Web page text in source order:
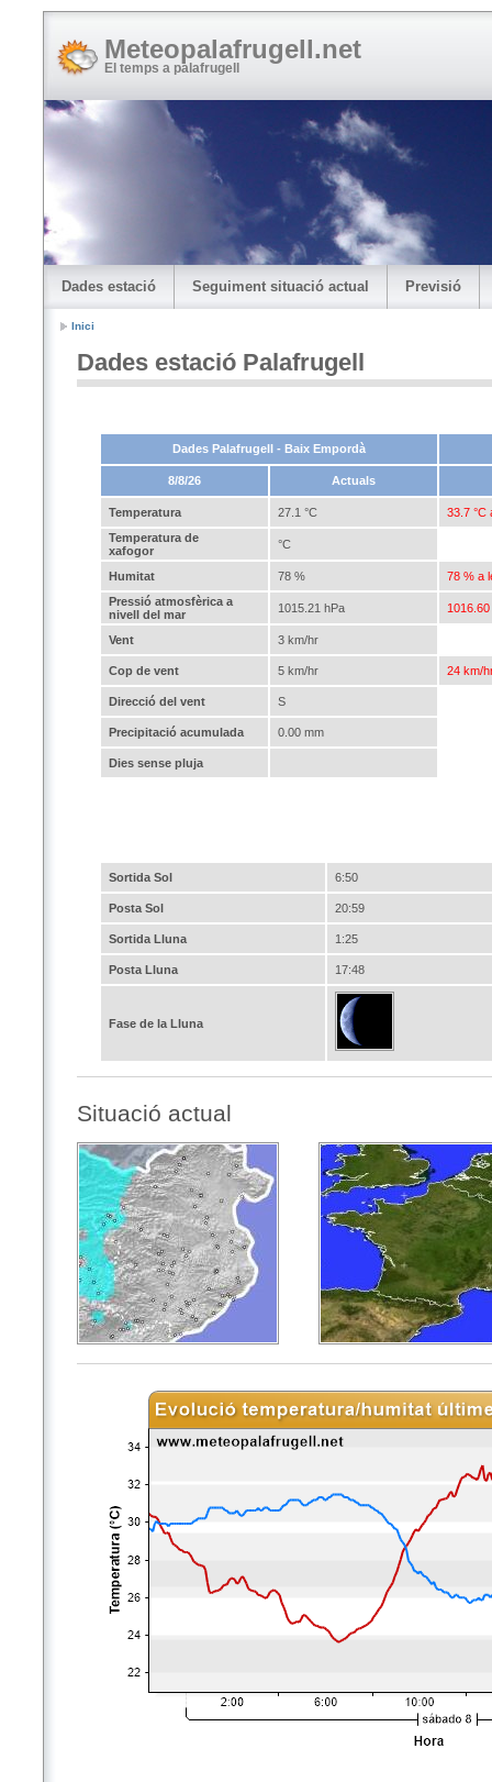
Meteopalafrugell.net
El temps a palafrugell
Dades estació Seguiment situació actual Previsió
Inici
Dades estació Palafrugell
Dades Palafrugell - Baix Empordà
8/8/26 Actuals
Temperatura 27.1 °C
33.7 °C
Temperatura de
xafogor
°C
Humitat 78 %
78 % a
Pressió atmosfèrica a
nivell del mar
1015.21 hPa
Vent 3 km/hr
Cop de vent 5 km/hr 24 km/
Direcció del vent S
Precipitació acumulada 0.00 mm
Dies sense pluja
Sortida Sol 6:50
Posta Sol 20:59
Sortida Lluna 1:25
Posta Lluna 17:48
Fase de la Lluna
Situació actual